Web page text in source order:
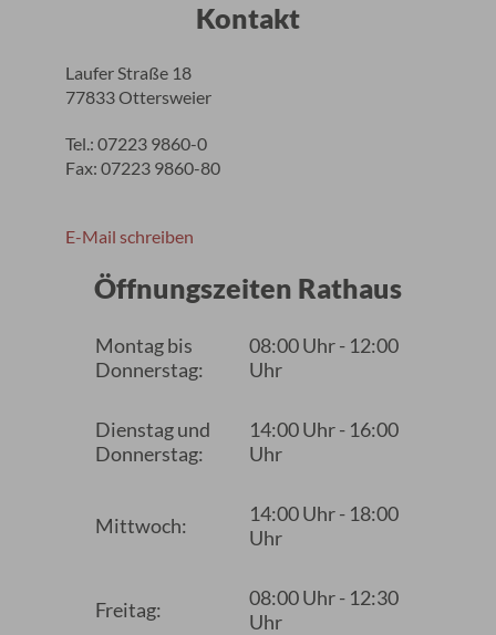
Kontakt
Laufer Straße 18
77833 Ottersweier
Tel.: 07223 9860-0
Fax: 07223 9860-80
E-Mail schreiben
Öffnungszeiten Rathaus
Montag bis
Donnerstag:
08:00 Uhr - 12:00
Uhr
Dienstag und
Donnerstag:
14:00 Uhr - 16:00
Uhr
Mittwoch:
14:00 Uhr - 18:00
Uhr
Freitag:
08:00 Uhr - 12:30
Uhr